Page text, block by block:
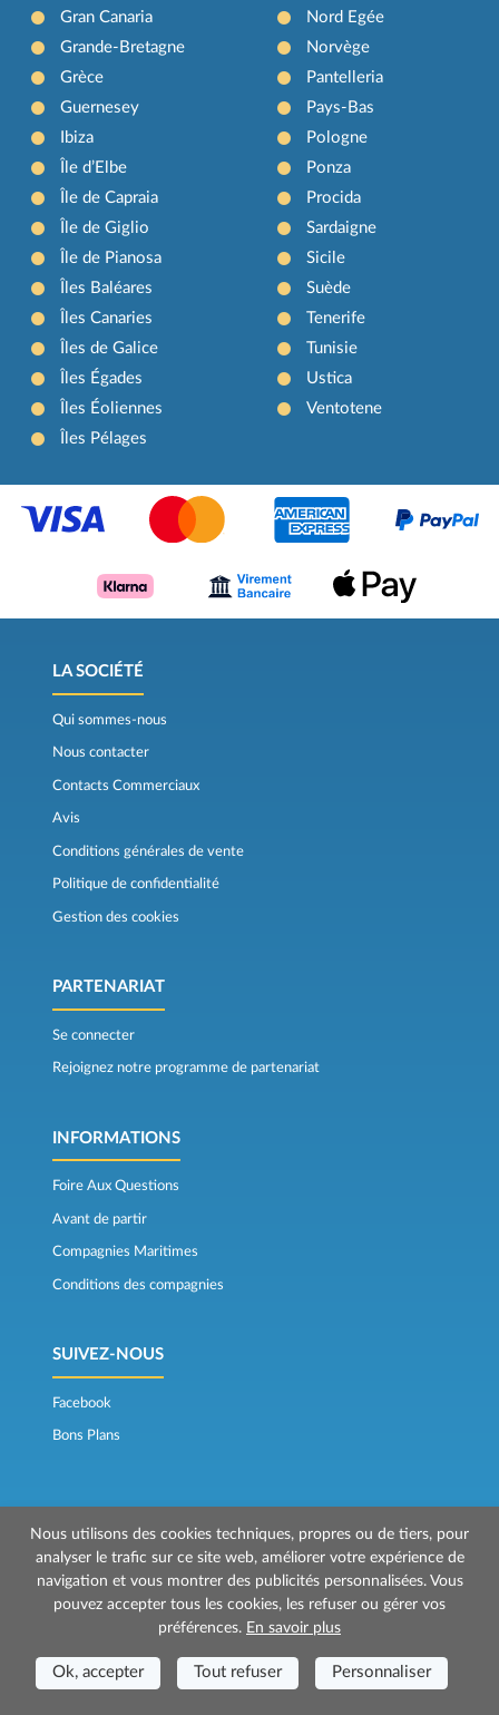
Gran Canaria
Grande-Bretagne
Grèce
Guernesey
Ibiza
Île d’Elbe
Île de Capraia
Île de Giglio
Île de Pianosa
Îles Baléares
Îles Canaries
Îles de Galice
Îles Égades
Îles Éoliennes
Îles Pélages
Nord Egée
Norvège
Pantelleria
Pays-Bas
Pologne
Ponza
Procida
Sardaigne
Sicile
Suède
Tenerife
Tunisie
Ustica
Ventotene
LA SOCIÉTÉ
Qui sommes-nous
Nous contacter
Contacts Commerciaux
Avis
Conditions générales de vente
Politique de confidentialité
Gestion des cookies
PARTENARIAT
Se connecter
Rejoignez notre programme de partenariat
INFORMATIONS
Foire Aux Questions
Avant de partir
Compagnies Maritimes
Conditions des compagnies
SUIVEZ-NOUS
Facebook
Bons Plans
© 2026 Mr Ferry est géré par Prenotazioni24 s.r.l.
Siège social: Via Bonistallo, 50b - 50053 Empoli (FI)
Siège Opérationnel: Via Casa del Duca, 1 - 57037 Portoferraio (LI)
Aut.Amm.Prov. LI n 1819 del 16/01/06 - Fondo Garanzia Viaggi ASSIMUTUA
Fideiussione N° 026004
Nous utilisons des cookies techniques, propres ou de tiers, pour
analyser le trafic sur ce site web, améliorer votre expérience de
navigation et vous montrer des publicités personnalisées. Vous
pouvez accepter tous les cookies, les refuser ou gérer vos
préférences. En savoir plus
Ok, accepter Tout refuser Personnaliser